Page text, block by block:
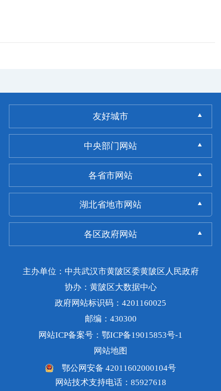
友好城市
中央部门网站
各省市网站
湖北省地市网站
各区政府网站
主办单位：中共武汉市黄陂区委黄陂区人民政府
协办：黄陂区大数据中心
政府网站标识码：4201160025
邮编：430300
网站ICP备案号：鄂ICP备19015853号-1
网站地图
鄂公网安备 42011602000104号
网站技术支持电话：85927618